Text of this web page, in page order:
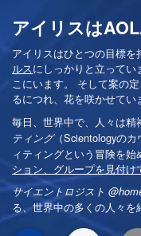
アイリスは
アイリスはひとつの目標を
ルスにしっかりと立って
こにいます。 そして案の
るにつれ、花を咲かせてい
毎日、世界中で、人々は精
ティング（Scientologyの
ィティングという冒険を始
ション、グループを見付け
サイエントロジスト
る、世界中の多くの人々を